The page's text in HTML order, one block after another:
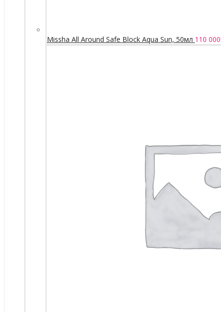
Missha All Around Safe Block Aqua Sun, 50мл 110 000